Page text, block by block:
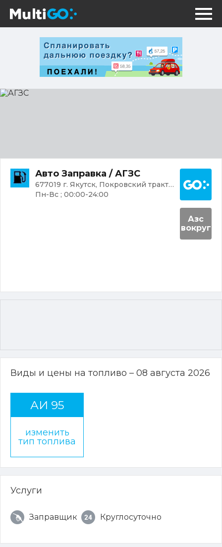
АГЗС
Авто Заправка / АГЗС
677019 г. Якутск, Покровский тракт 7 км, 2/1
Пн-Вс ; 00:00-24:00
Азс
вокруг
Виды и цены на топливо – 08 августа 2026
АИ 95
изменить
тип топлива
Услуги
Заправщик Круглосуточно